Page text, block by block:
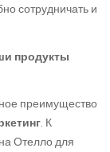
сотрудничать и
продукты
преимущество
. К
Отелло для